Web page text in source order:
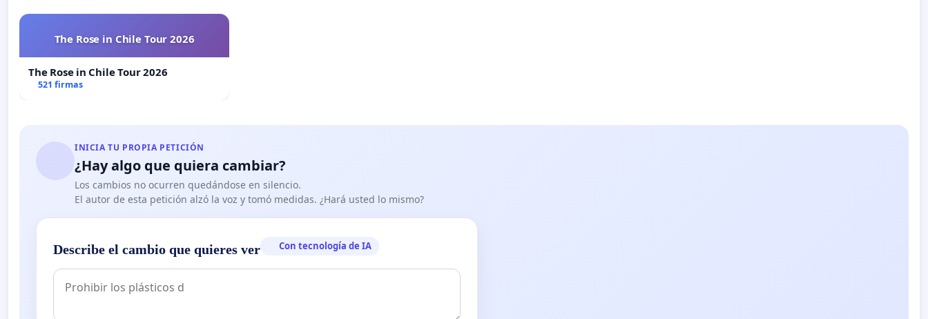
The Rose in Chile Tour 2026
The Rose in Chile Tour 2026
521 firmas
INICIA TU PROPIA PETICIÓN
¿Hay algo que quiera cambiar?
Los cambios no ocurren quedándose en silencio.
El autor de esta petición alzó la voz y tomó medidas. ¿Hará usted lo mismo?
Describe el cambio que quieres ver Con tecnología de IA